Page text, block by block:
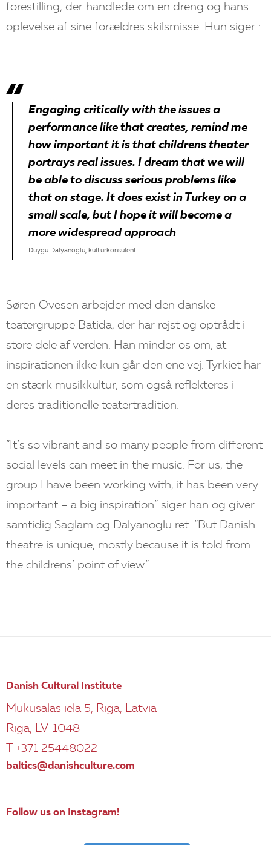
forestilling, der handlede om en dreng og hans
oplevelse af sine forældres skilsmisse. Hun siger :
Engaging critically with the issues a
performance like that creates, remind me
how important it is that childrens theater
portrays real issues. I dream that we will
be able to discuss serious problems like
that on stage. It does exist in Turkey on a
small scale, but I hope it will become a
more widespread approach
Duygu Dalyanoglu, kulturkonsulent
Søren Ovesen arbejder med den danske
teatergruppe Batida, der har rejst og optrådt i
store dele af verden. Han minder os om, at
inspirationen ikke kun går den ene vej. Tyrkiet har
en stærk musikkultur, som også reflekteres i
deres traditionelle teatertradition:
”It’s so vibrant and so many people from different
social levels can meet in the music. For us, the
group I have been working with, it has been very
important – a big inspiration” siger han og giver
samtidig Saglam og Dalyanoglu ret: “But Danish
theatre is unique, mostly because it is told from
the childrens’ point of view.“
Danish Cultural Institute
Mūkusalas ielā 5, Riga, Latvia
Riga, LV-1048
T +371 25448022
baltics@danishculture.com
Follow us on Instagram!